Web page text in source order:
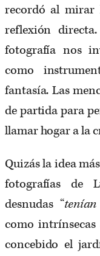
recordó al mirar
reflexión
fotografía nos
como
fantasía. Las
de partida para
llamar hogar a la
Quizás la idea
fotografías de
desnudas “
como
concebido el